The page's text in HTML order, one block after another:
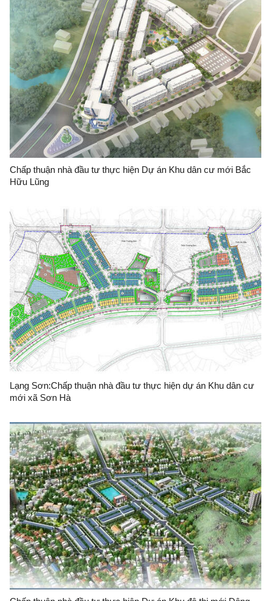
Chấp thuận nhà đầu tư thực hiện Dự án Khu dân cư mới Bắc
Hữu Lũng
Lạng Sơn:Chấp thuận nhà đầu tư thực hiện dự án Khu dân cư
mới xã Sơn Hà